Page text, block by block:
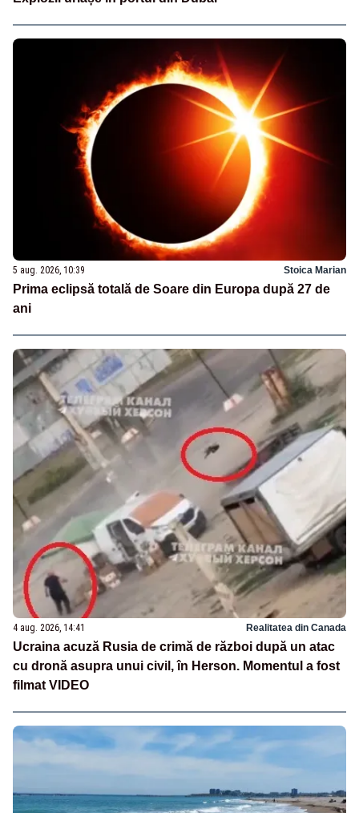
5 aug. 2026, 10:39 Stoica Marian
Prima eclipsă totală de Soare din Europa după 27 de
ani
4 aug. 2026, 14:41 Realitatea din Canada
Ucraina acuză Rusia de crimă de război după un atac
cu dronă asupra unui civil, în Herson. Momentul a fost
filmat VIDEO